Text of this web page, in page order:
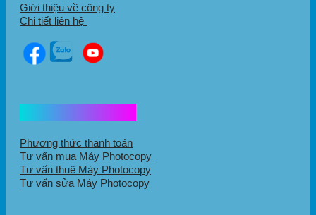
Giới thiệu về công ty
Chi tiết liên hệ
Phương thức thanh toán
Tư vấn mua Máy Photocopy
Tư vấn thuê Máy Photocopy
Tư vấn sửa Máy Photocopy